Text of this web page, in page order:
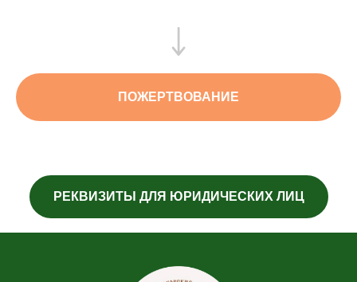
ПОЖЕРТВОВАНИЕ
РЕКВИЗИТЫ ДЛЯ ЮРИДИЧЕСКИХ ЛИЦ